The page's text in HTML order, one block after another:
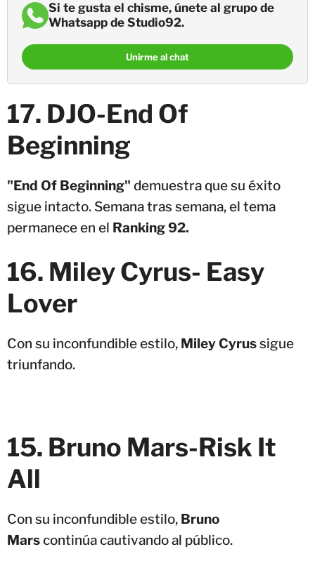
Si te gusta el chisme, únete al grupo de
Whatsapp de Studio92.
Unirme al chat
17. DJO-End Of
Beginning
"End Of Beginning" demuestra que su éxito
sigue intacto. Semana tras semana, el tema
permanece en el Ranking 92.
16. Miley Cyrus- Easy
Lover
Con su inconfundible estilo, Miley Cyrussigue
triunfando.
15. Bruno Mars-Risk It
All
Con su inconfundible estilo, Bruno
Marscontinúa cautivando al público.